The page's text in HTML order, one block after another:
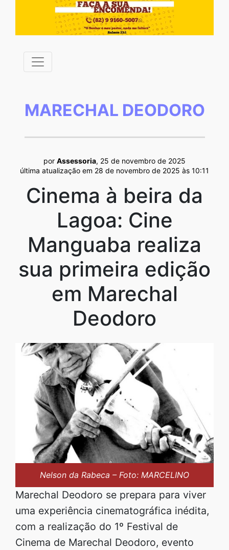
MARECHAL DEODORO
por Assessoria, 25 de novembro de 2025
última atualização em 28 de novembro de 2025 às 10:11
Cinema à beira da
Lagoa: Cine
Manguaba realiza
sua primeira edição
em Marechal
Deodoro
Nelson da Rabeca – Foto: MARCELINO
Marechal Deodoro se prepara para viver
uma experiência cinematográfica inédita,
com a realização do 1º Festival de
Cinema de Marechal Deodoro, evento